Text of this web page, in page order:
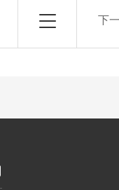
下